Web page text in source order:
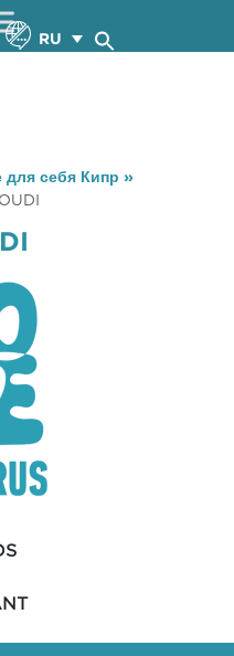
RU
для себя Кипр »